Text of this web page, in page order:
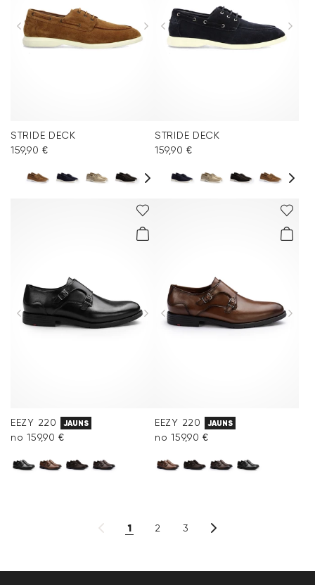
STRIDE DECK
159,90 €
STRIDE DECK
159,90 €
EEZY 220 JAUNS
no 159,90 €
EEZY 220 JAUNS
no 159,90 €
1 2 3